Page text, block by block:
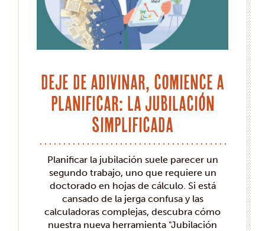
Deje de adivinar, comience a
planificar: la jubilación
simplificada
Planificar la jubilación suele parecer un
segundo trabajo, uno que requiere un
doctorado en hojas de cálculo. Si está
cansado de la jerga confusa y las
calculadoras complejas, descubra cómo
nuestra nueva herramienta "Jubilación